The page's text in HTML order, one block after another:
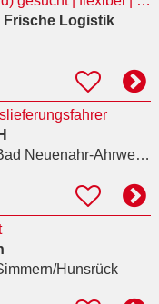
Frische Logistik
Ahrweiler, Heimersheim
Hunsrück